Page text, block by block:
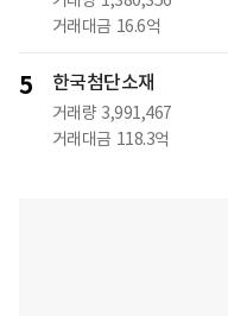
거래대금 16.6억
5 한국첨단소재
거래량 3,991,467
거래대금 118.3억